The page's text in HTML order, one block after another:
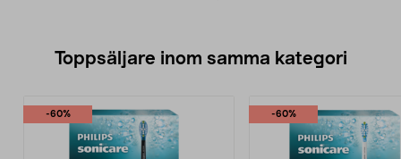
Toppsäljare inom samma kategori
-60% -60%